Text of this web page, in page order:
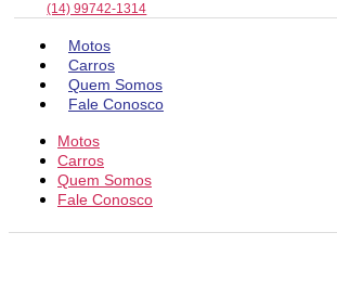
(14) 99742-1314
Motos
Carros
Quem Somos
Fale Conosco
Motos
Carros
Quem Somos
Fale Conosco